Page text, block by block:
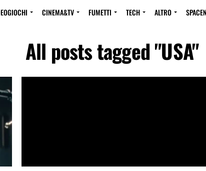
CINEMA&TV FUMETTI TECH ALTRO
All posts tagged "USA"